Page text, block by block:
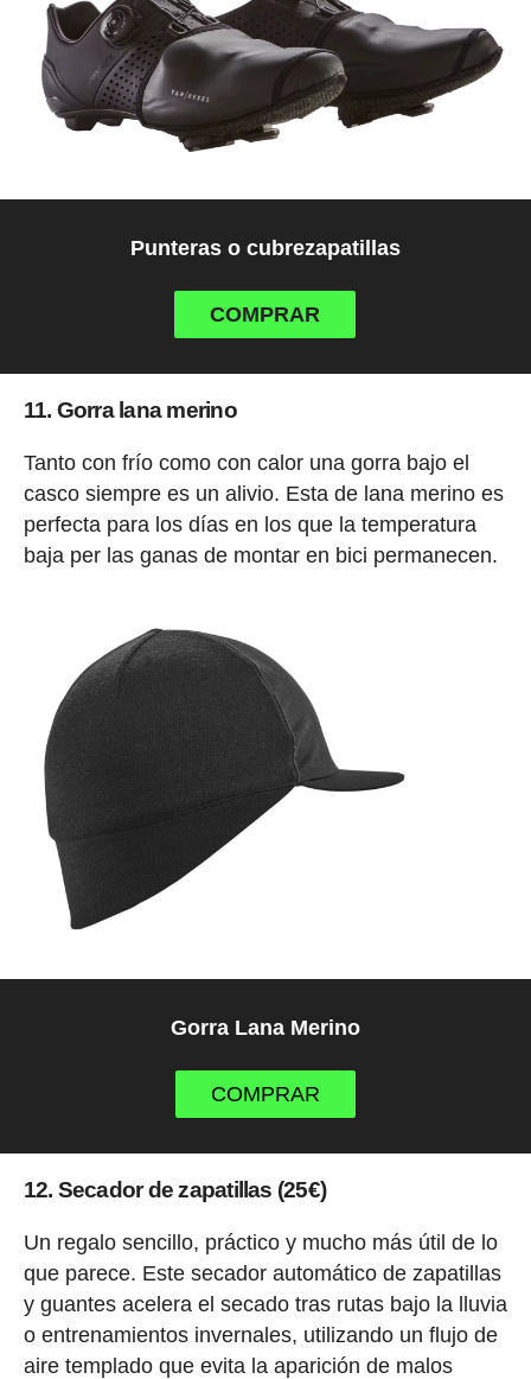
Punteras o cubrezapatillas
COMPRAR
11. Gorra lana merino
Tanto con frío como con calor una gorra bajo el
casco siempre es un alivio. Esta de lana merino es
perfecta para los días en los que la temperatura
baja per las ganas de montar en bici permanecen.
Gorra Lana Merino
COMPRAR
12. Secador de zapatillas (25€)
Un regalo sencillo, práctico y mucho más útil de lo
que parece. Este secador automático de zapatillas
y guantes acelera el secado tras rutas bajo la lluvia
o entrenamientos invernales, utilizando un flujo de
aire templado que evita la aparición de malos